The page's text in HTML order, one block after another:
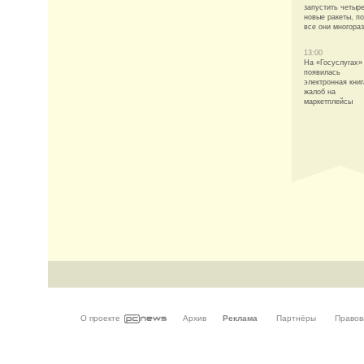
запустить четыре
новые ракеты,
все они
13:00
На «Госуслугах»
появилась
электронная
жалоб на
маркетплейсы
О проекте Архив Реклама Партнёры